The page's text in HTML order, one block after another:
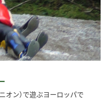
オン）で遊ぶヨーロッパで